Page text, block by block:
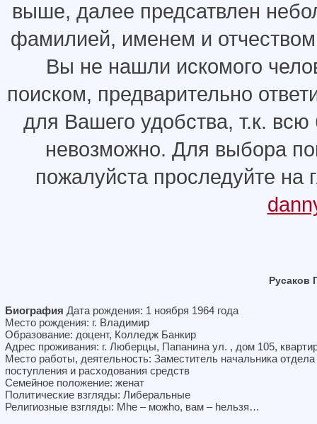
выше, далее предсатвлен
фамилией, именем и
Вы не нашли искомого
поиском, предварительно
для Вашего удобства, т.к.
невозможно. Для выбора
пожалуйста проследуйте на
Русаков
Биография Дата рождения: 1 ноября 1964 года
Место рождения: г. Владимир
Образование: доцент, Колледж Банкир
Адрес проживания: г. Люберцы, Папанина ул. , дом 105,
Место работы, деятельность: Заместитель начальника отдела
поступления и расходования средств
Семейное положение: женат
Политические взгляды: Либеральные
Религиозные взгляды: Мhе – можhо, вам – hельзя…